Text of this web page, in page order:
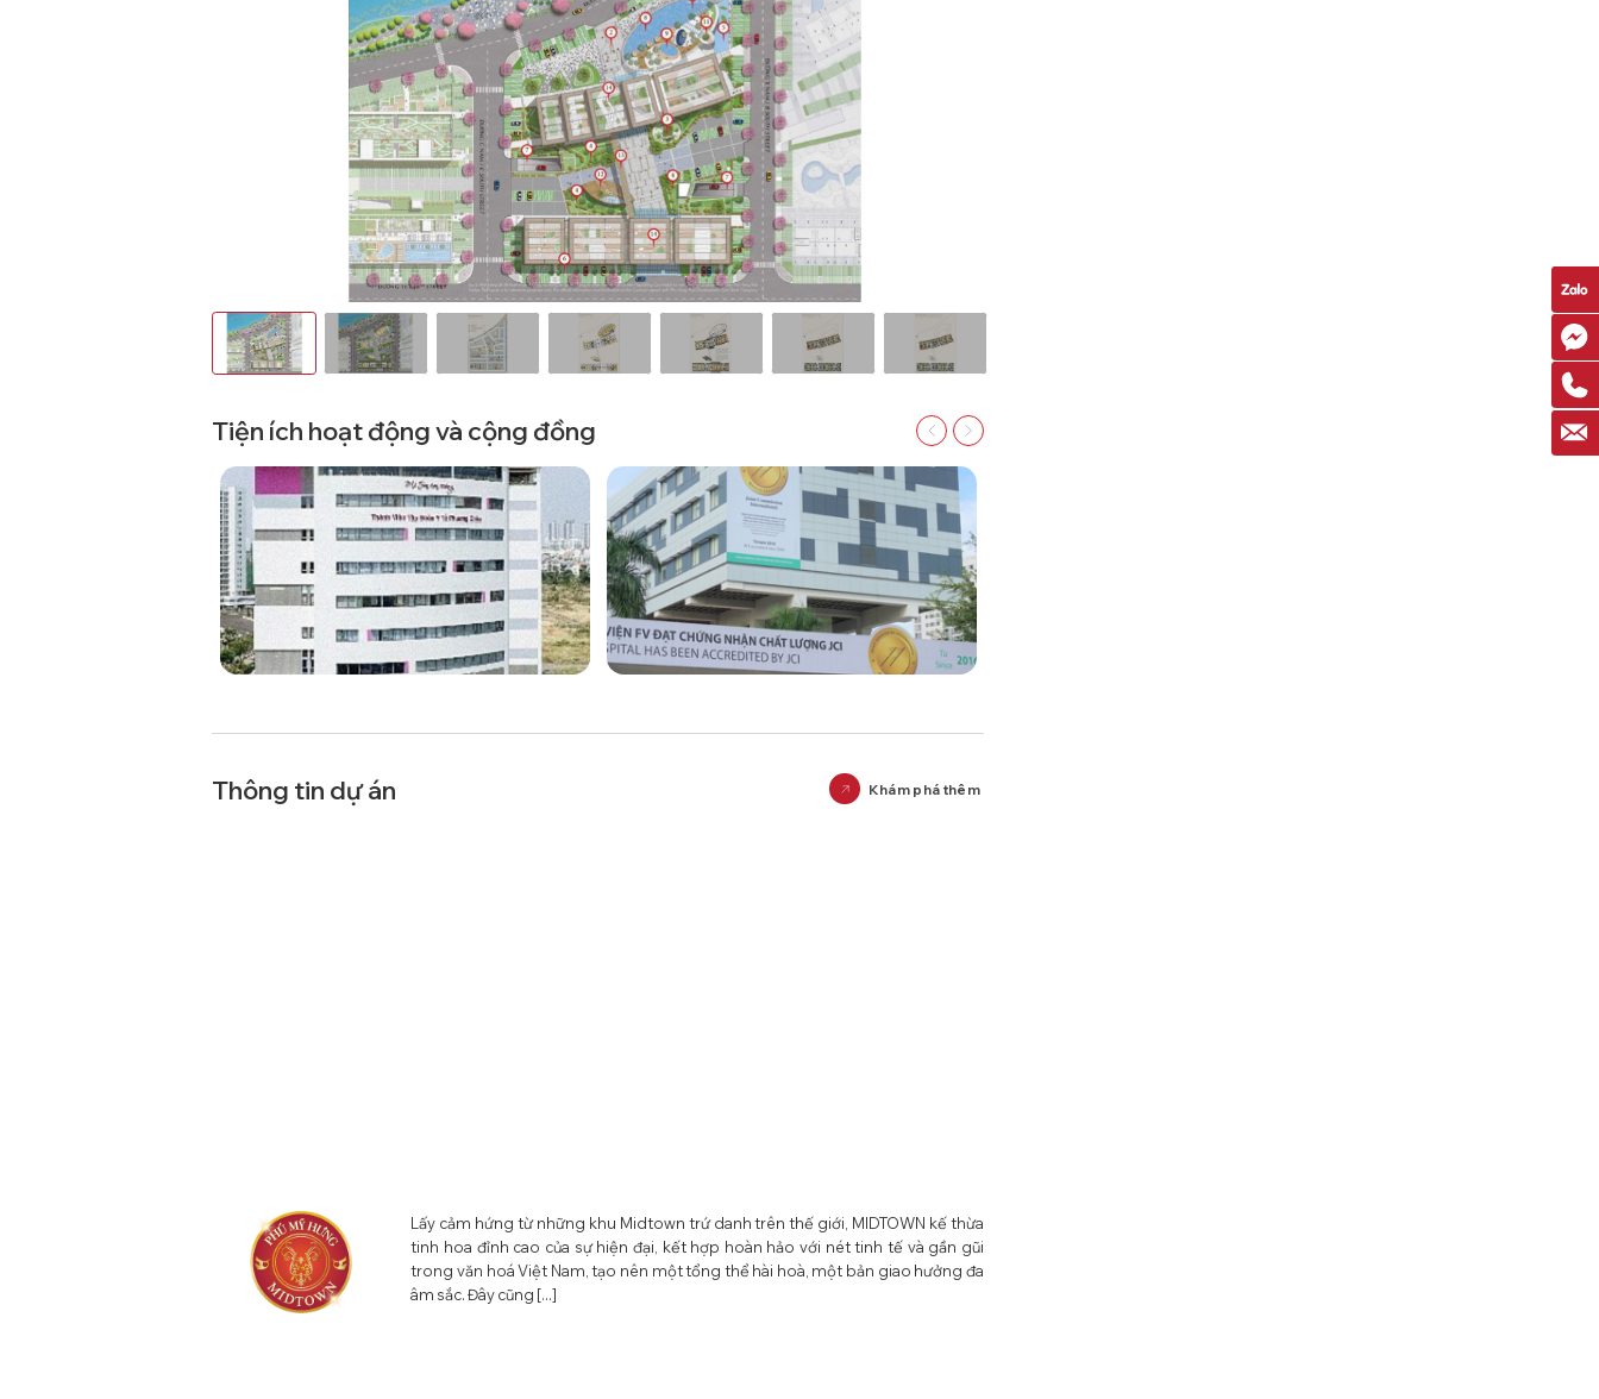
Tiện ích hoạt động và cộng đồng
Thông tin dự án Khám phá thêm
Lấy cảm hứng từ những khu Midtown trứ danh trên thế giới, MIDTOWN kế thừa
tinh hoa đỉnh cao của sự hiện đại, kết hợp hoàn hảo với nét tinh tế và gần gũi
trong văn hoá Việt Nam, tạo nên một tổng thể hài hoà, một bản giao hưởng đa
âm sắc. Đây cũng [...]